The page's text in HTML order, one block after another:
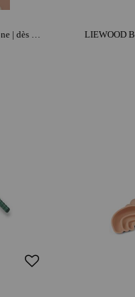
LIEWOOD Montre Sussi Coeurs| silicone | dès 4 ans | jouet éducatif